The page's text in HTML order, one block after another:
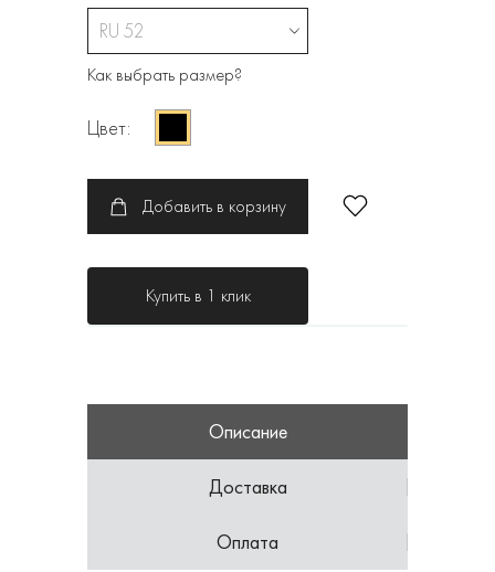
RU 52
Как выбрать размер?
Цвет:
Добавить в корзину
Купить в 1 клик
Описание
Доставка
Оплата